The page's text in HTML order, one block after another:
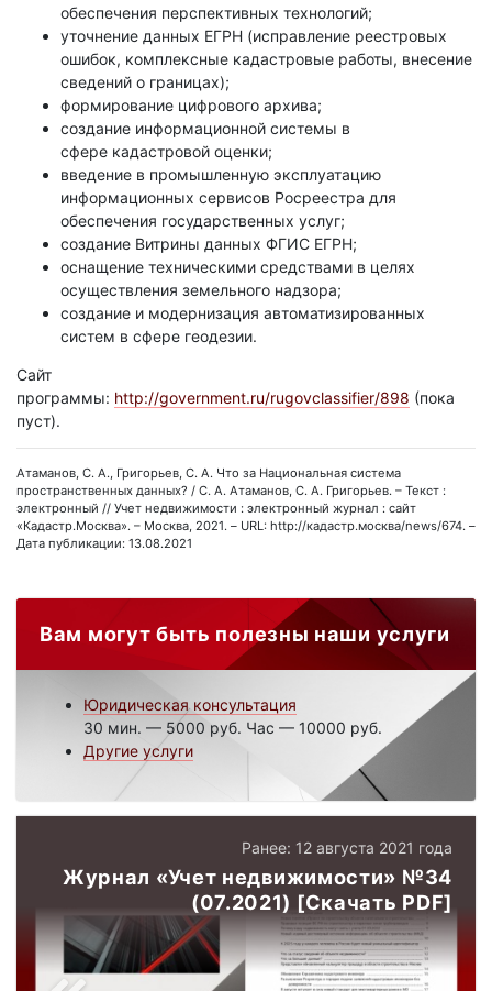
обеспечения перспективных технологий;
уточнение данных ЕГРН (исправление реестровых
ошибок, комплексные кадастровые работы, внесение
сведений о границах);
формирование цифрового архива;
создание информационной системы в
сфере кадастровой оценки;
введение в промышленную эксплуатацию
информационных сервисов Росреестра для
обеспечения государственных услуг;
создание Витрины данных ФГИС ЕГРН;
оснащение техническими средствами в целях
осуществления земельного надзора;
создание и модернизация автоматизированных
систем в сфере геодезии.
Сайт
программы: http://government.ru/rugovclassifier/898 (пока
пуст).
Атаманов, С. А., Григорьев, С. А. Что за Национальная система
пространственных данных? / С. А. Атаманов, С. А. Григорьев. – Текст :
электронный // Учет недвижимости : электронный журнал : сайт
«Кадастр.Москва». – Москва, 2021. – URL: http://кадастр.москва/news/674. –
Дата публикации: 13.08.2021
Вам могут быть полезны наши услуги
Юридическая консультация
30 мин. — 5000 руб. Час — 10000 руб.
Другие услуги
Ранее: 12 августа 2021 года
Журнал «Учет недвижимости» №34
(07.2021) [Скачать PDF]